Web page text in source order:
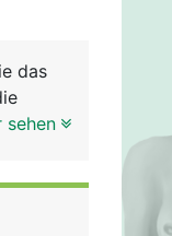
das
sehen